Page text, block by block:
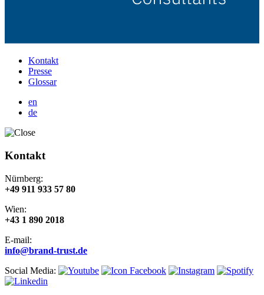
Kontakt
Presse
Glossar
en
de
Kontakt
Nürnberg:
+49 911 933 57 80
Wien:
+43 1 890 2018
E-mail:
info@brand-trust.de
Social Media: